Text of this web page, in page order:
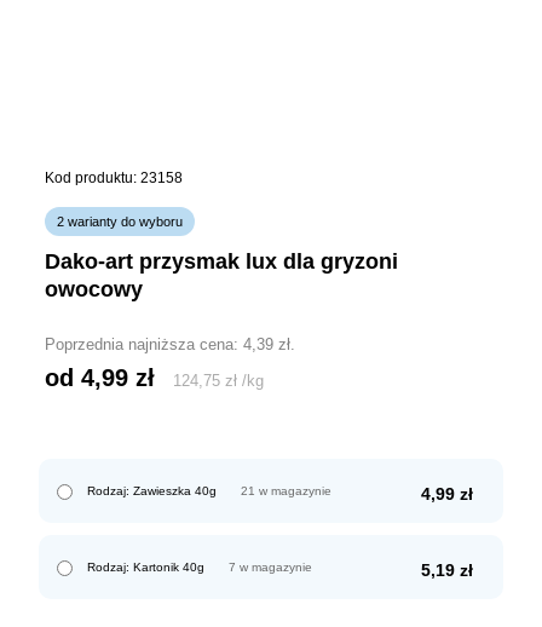
Kod produktu: 23158
2 warianty do wyboru
dako-art przysmak lux dla gryzoni
owocowy
Poprzednia najniższa cena:4,39zł
od 4,99zł 124,75 zł /kg
Rodzaj: Zawieszka 40g 4,99 zł
21 w magazynie
Rodzaj: Kartonik 40g 5,19 zł
7 w magazynie